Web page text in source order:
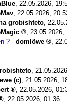
22.05.2026,
22.05.2026,
grobishteto
23.05.2026,
? - domlöwe
(c)
21.05.2026,
22.05.2026,
22.05.2026, 01:36